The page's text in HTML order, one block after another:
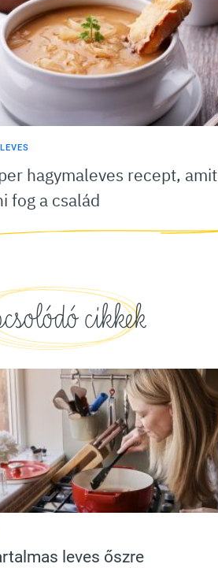
hagymaleves recept, amit
fog a család
cikkek
leves őszre